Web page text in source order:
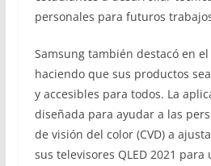
personales para futuros
Samsung también destacó en
haciendo que sus productos
y accesibles para todos. La
diseñada para ayudar a las
de visión del color (CVD) a
sus televisores QLED 2021 para